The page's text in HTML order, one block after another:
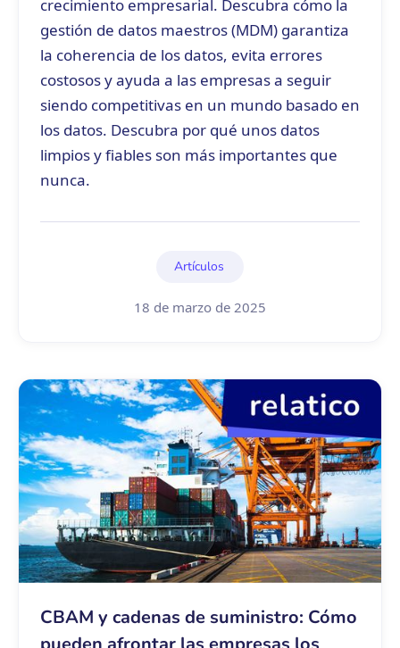
crecimiento empresarial. Descubra cómo la
gestión de datos maestros (MDM) garantiza
la coherencia de los datos, evita errores
costosos y ayuda a las empresas a seguir
siendo competitivas en un mundo basado en
los datos. Descubra por qué unos datos
limpios y fiables son más importantes que
nunca.
Artículos
18 de marzo de 2025
CBAM y cadenas de suministro: Cómo